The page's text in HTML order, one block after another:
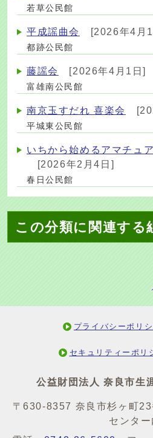
若草公民館
平成謡曲会 [2026年4月
都跡公民館
藤謡会 [2026年4月1日]
富雄南公民館
南京玉すだれ 喜楽会
平城東公民館
いちから始めるアマチュ
[2026年2月4日]
春日公民館
この分類に関連する
プライバシーポリ
セキュリティーポリ
公益財団法人 奈良市生
〒630-8357 奈良市杉ヶ町
センター